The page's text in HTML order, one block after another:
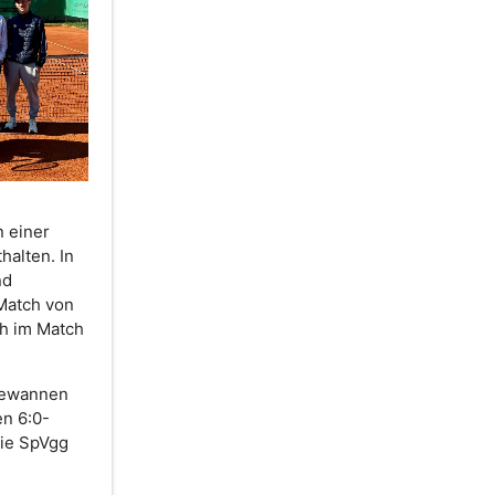
einer
In
von
im Match
6:0-
SpVgg